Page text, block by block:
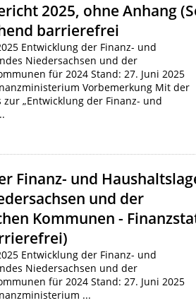
2025, ohne Anhang
barrierefrei
Entwicklung der Finanz- und
Niedersachsen und der
für 2024 Stand: 27. Juni 2025
Vorbemerkung Mit der
zur „Entwicklung der Finanz- und
Finanz- und
und der
Kommunen -
Entwicklung der Finanz- und
Niedersachsen und der
für 2024 Stand: 27. Juni 2025
...